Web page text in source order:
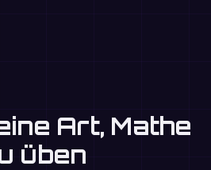
Art, Mathe
üben